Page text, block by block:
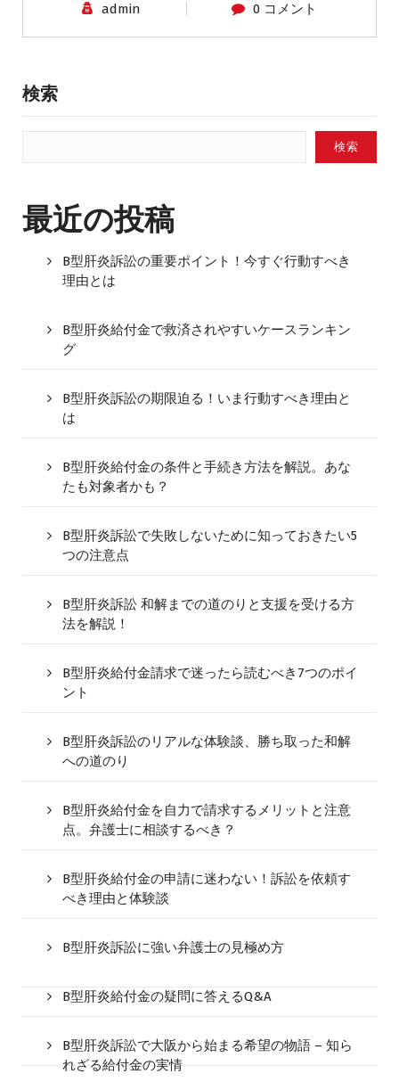
admin 0 コメント
検索
検索
最近の投稿
B型肝炎訴訟の重要ポイント！今すぐ行動すべき
理由とは
B型肝炎給付金で救済されやすいケースランキン
グ
B型肝炎訴訟の期限迫る！いま行動すべき理由と
は
B型肝炎給付金の条件と手続き方法を解説。あな
たも対象者かも？
B型肝炎訴訟で失敗しないために知っておきたい5
つの注意点
B型肝炎訴訟 和解までの道のりと支援を受ける方
法を解説！
B型肝炎給付金請求で迷ったら読むべき7つのポイ
ント
B型肝炎訴訟のリアルな体験談、勝ち取った和解
への道のり
B型肝炎給付金を自力で請求するメリットと注意
点。弁護士に相談するべき？
B型肝炎給付金の申請に迷わない！訴訟を依頼す
べき理由と体験談
B型肝炎訴訟に強い弁護士の見極め方
B型肝炎給付金の疑問に答えるQ&A
B型肝炎訴訟で大阪から始まる希望の物語 – 知ら
れざる給付金の実情